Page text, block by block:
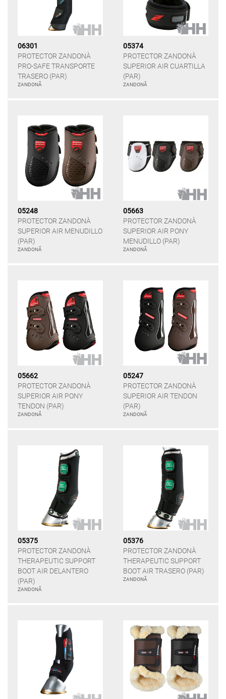
06301
PROTECTOR ZANDONÀ
PRO-SAFE TRANSPORTE
TRASERO (PAR)
ZANDONÃ
05374
PROTECTOR ZANDONÀ
SUPERIOR AIR CUARTILLA
(PAR)
ZANDONÃ
05248
PROTECTOR ZANDONÀ
SUPERIOR AIR MENUDILLO
(PAR)
ZANDONÃ
05663
PROTECTOR ZANDONÀ
SUPERIOR AIR PONY
MENUDILLO (PAR)
ZANDONÃ
05662
PROTECTOR ZANDONÀ
SUPERIOR AIR PONY
TENDON (PAR)
ZANDONÃ
05247
PROTECTOR ZANDONÀ
SUPERIOR AIR TENDON
(PAR)
ZANDONÃ
05375
PROTECTOR ZANDONÀ
THERAPEUTIC SUPPORT
BOOT AIR DELANTERO
(PAR)
ZANDONÃ
05376
PROTECTOR ZANDONÀ
THERAPEUTIC SUPPORT
BOOT AIR TRASERO (PAR)
ZANDONÃ